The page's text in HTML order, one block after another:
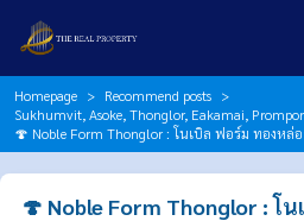
Homepage
Recommend posts
Sukhumvit, Asoke, Thonglor, Eakamai,
🍄 Noble Form Thonglor : โนเบิล ฟอร์ม ทองหล่
🍄 Noble Form Thonglor : โ